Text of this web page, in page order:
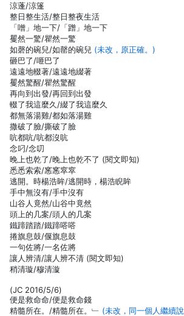
涼蓬/涼篷
整日整生活/整日整夜生活
「噌」地一下/「蹭」地一下
矍然一驚/瞿然一驚
如磬的碗兒/如罄的碗兒 (未改，原正確。)
砸巴了/咂巴了
遠遠地輟著/遠遠地綴著
矍然驚醒/瞿然驚醒
再向到出發/再回到出發
輟了我這麼久/綴了我這麼久
都無落湯雞/都如落湯雞
撒破了臉/撕破了臉
吭都吭/吭都沒吭
念叼/念叨
晚上也乾了/晚上也乾不了 (閱文即知)
悉悉索索/窸窸窣窣
逃開。時楊浩眸/逃開時，楊浩睨眸
手中無沒有/手中沒有
山谷人竟然/山谷中竟然
頭上的几案/頭人的几案
鐵蹄踏踏/鐵蹄嗒嗒
捲旗息鼓/偃旗息鼓
一句佐將/一名佐將
讓人辨清/讓人辨不清 (閱文即知)
稍清璇/穆清漩
(JC 2016/5/6)
便是救命命/便是救命錢
精髓所在。/精髓所在。﹂ (未改，同一個人繼續說